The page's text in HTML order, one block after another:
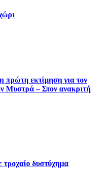
πρώτη εκτίμηση για τον
Μυστρά – Στον ανακριτή
δυστύχημα